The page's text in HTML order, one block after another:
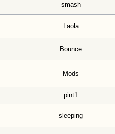
smash
Laola
Bounce
Mods
pint1
sleeping